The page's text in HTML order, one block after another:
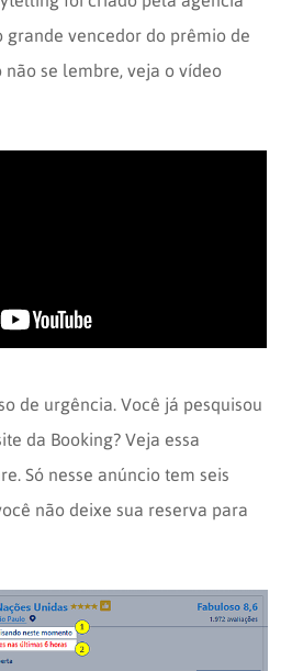
grande vencedor do prêmio de
não se lembre, veja o vídeo
de urgência. Você já pesquisou
da Booking? Veja essa
Só nesse anúncio tem seis
não deixe sua reserva para